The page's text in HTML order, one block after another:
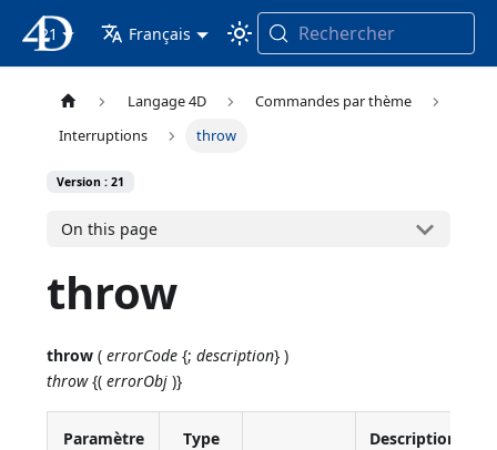
4D Documentation
21 Français Rechercher
Langage 4D
Commandes par thème
Interruptions
throw
Version : 21
On this page
throw
throw (errorCode {;description} )
throw{(errorObj )}
Paramètre Type Description